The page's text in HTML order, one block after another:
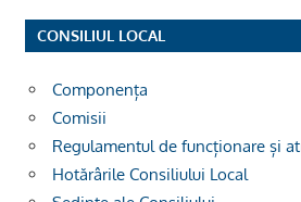
CONSILIUL LOCAL
Componența
Comisii
Regulamentul de funcționare și
Hotărârile Consiliului Local